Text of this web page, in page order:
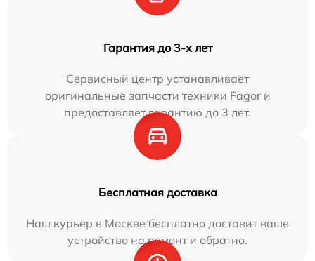
Гарантия до 3-х лет
Сервисный центр устанавливает
оригинальные запчасти техники Fagor и
предоставляет гарантию до 3 лет.
Бесплатная доставка
Наш курьер в Москве бесплатно доставит ваше
устройство на ремонт и обратно.